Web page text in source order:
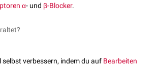
α- und β-Blocker.
selbst verbessern, indem du auf Bearbeiten